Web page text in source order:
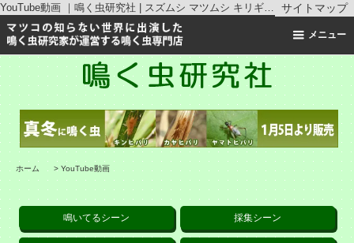
YouTube動画 ｜鳴く虫研究社 | スズムシ マツムシ キリギリス 通販 サイトマップ
メニュー
ホーム > YouTube動画
鳴いてるシーン 採集シーン